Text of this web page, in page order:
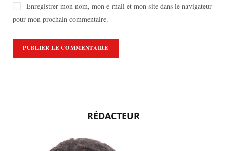
Enregistrer mon nom, mon e-mail et mon site dans le navigateur
pour mon prochain commentaire.
RÉDACTEUR